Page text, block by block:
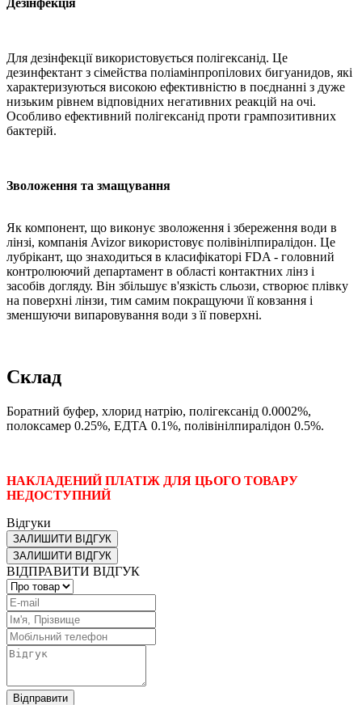
Для дезінфекції використовується полігексанід. Це
дезинфектант з сімейства поліамінпропілових бигуанидов, які
характеризуються високою ефективністю в поєднанні з дуже
низьким рівнем відповідних негативних реакцій на очі.
Особливо ефективний полігексанід проти грампозитивних
бактерій.
Зволоження та змащування
Як компонент, що виконує зволоження і збереження води в
лінзі, компанія Avizor використовує полівінілпиралідон. Це
лубрікант, що знаходиться в класифікаторі FDA - головний
контролюючий департамент в області контактних лінз і
засобів догляду. Він збільшує в'язкість сльози, створює плівку
на поверхні лінзи, тим самим покращуючи її ковзання і
зменшуючи випаровування води з її поверхні.
Склад
Боратний буфер, хлорид натрію, полігексанід 0.0002%,
полоксамер 0.25%, ЕДТА 0.1%, полівінілпиралідон 0.5%.
НАКЛАДЕНИЙ ПЛАТІЖ ДЛЯ ЦЬОГО ТОВАРУ
НЕДОСТУПНИЙ
Відгуки
ЗАЛИШИТИ ВІДГУК
ЗАЛИШИТИ ВІДГУК
ВІДПРАВИТИ ВІДГУК
Відправити